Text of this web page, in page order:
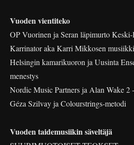
Vuoden vientiteko
OP Vuorinen ja Seran läpimurto Keski-
Karrinator aka Karri Mikkosen
Helsingin kamarikuoron ja Uusinta
menestys
Nordic Music Partners ja Alan Wake 2
Géza Szilvay ja Colourstrings-metodi
Vuoden taidemusiikin säveltäjä